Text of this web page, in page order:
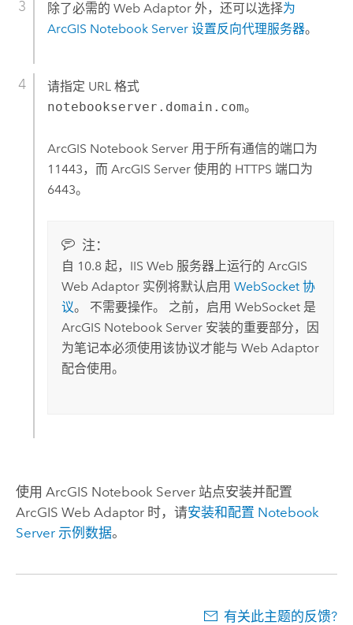
除了必需的 Web Adaptor 外，还可以选择为
ArcGIS Notebook Server设置反向代理服务器。
请指定 URL 格式
notebookserver.domain.com。
ArcGIS Notebook Server用于所有通信的端口为
11443，而 ArcGIS Server使用的 HTTPS 端口为
6443。
注：
自 10.8 起，IIS Web 服务器上运行的 ArcGIS
Web Adaptor实例将默认启用 WebSocket 协
议。 不需要操作。 之前，启用 WebSocket 是
ArcGIS Notebook Server安装的重要部分，因
为笔记本必须使用该协议才能与 Web Adaptor
配合使用。
使用 ArcGIS Notebook Server站点安装并配置
ArcGIS Web Adaptor时，请安装和配置 Notebook
Server示例数据。
有关此主题的反馈?